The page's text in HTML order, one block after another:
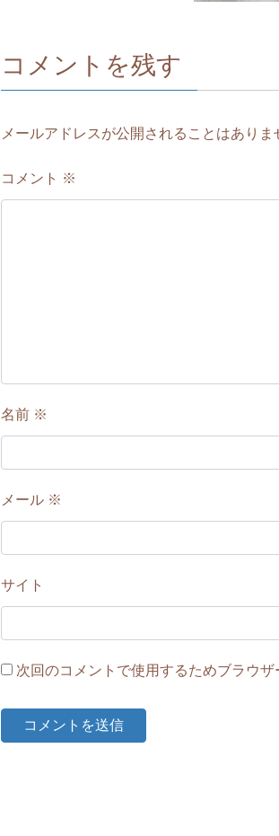
コメントを残す
メールアドレスが公開されることはありま
コメント ※
名前 ※
メール ※
サイト
次回のコメントで使用するためブラウ